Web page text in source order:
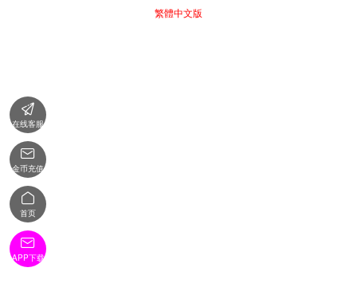
繁體中文版

在线客服

金币充值

首页

APP下载